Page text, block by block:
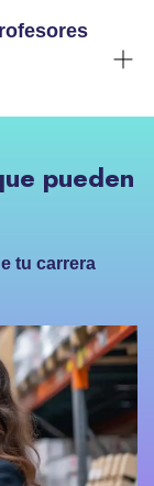
pueden
tu carrera